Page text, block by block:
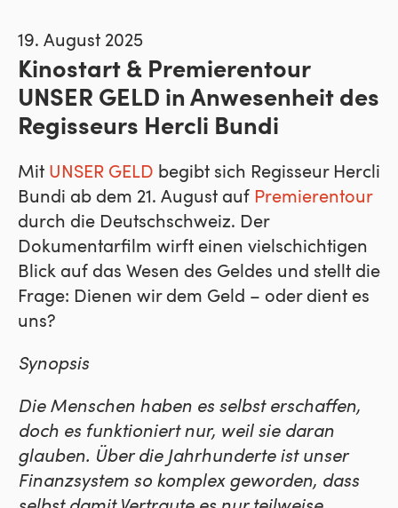
19. August 2025
Kinostart & Premierentour
UNSER GELD in Anwesenheit des
Regisseurs Hercli Bundi
Mit UNSER GELD begibt sich Regisseur Hercli
Bundi ab dem 21. August auf Premierentour
durch die Deutschschweiz. Der
Dokumentarfilm wirft einen vielschichtigen
Blick auf das Wesen des Geldes und stellt die
Frage: Dienen wir dem Geld – oder dient es
uns?
Synopsis
Die Menschen haben es selbst erschaffen,
doch es funktioniert nur, weil sie daran
glauben. Über die Jahrhunderte ist unser
Finanzsystem so komplex geworden, dass